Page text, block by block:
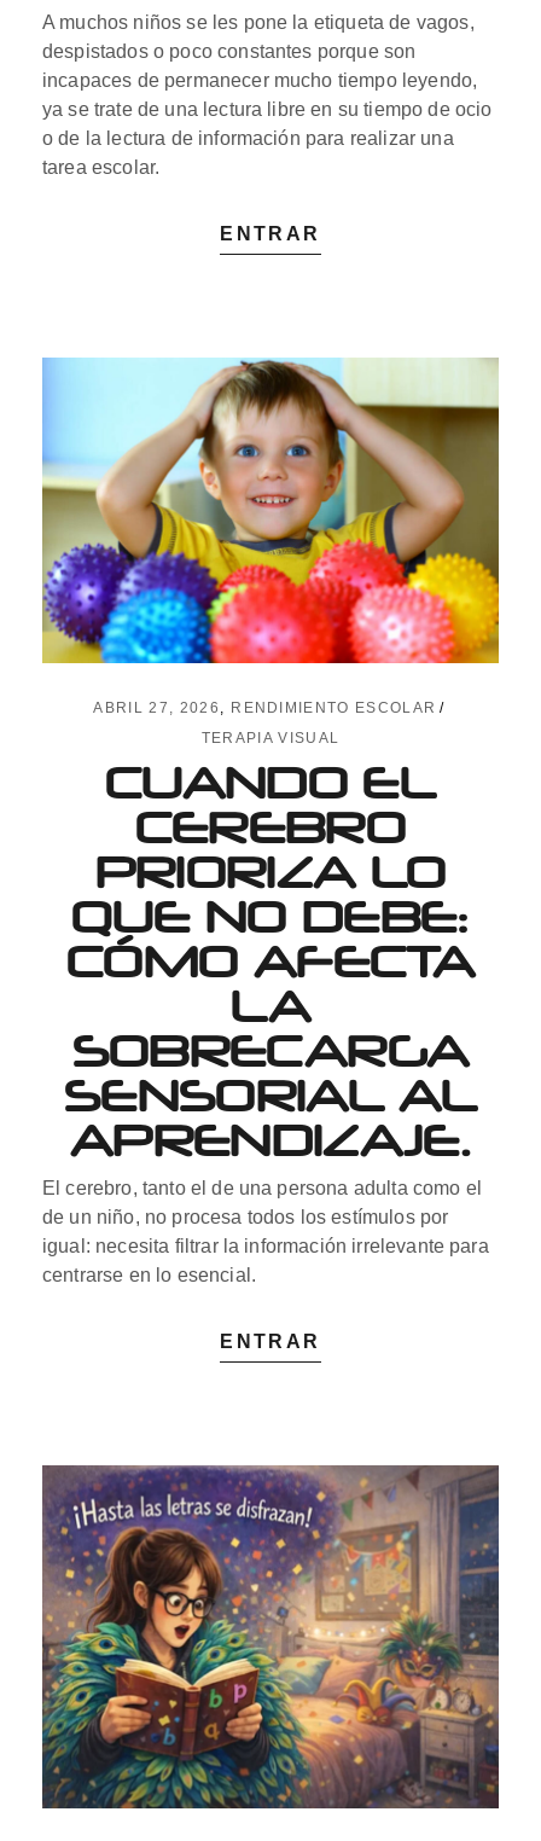
A muchos niños se les pone la etiqueta de vagos,
despistados o poco constantes porque son
incapaces de permanecer mucho tiempo leyendo,
ya se trate de una lectura libre en su tiempo de ocio
o de la lectura de información para realizar una
tarea escolar.
ENTRAR
ABRIL 27, 2026
RENDIMIENTO ESCOLAR
TERAPIA VISUAL
CUANDO EL
CEREBRO
PRIORIZA LO
QUE NO DEBE:
CÓMO AFECTA
LA
SOBRECARGA
SENSORIAL AL
APRENDIZAJE.
El cerebro, tanto el de una persona adulta como el
de un niño, no procesa todos los estímulos por
igual: necesita filtrar la información irrelevante para
centrarse en lo esencial.
ENTRAR